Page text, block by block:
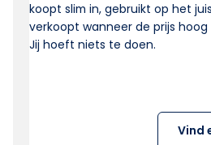
koopt slim in, gebruikt op het
verkoopt wanneer de prijs hoog
Jij hoeft niets te doen.
Vind